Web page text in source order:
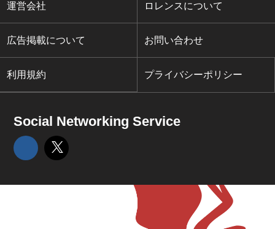
運営会社 ロレンスについて
広告掲載について お問い合わせ
利用規約 プライバシーポリシー
Social Networking Service